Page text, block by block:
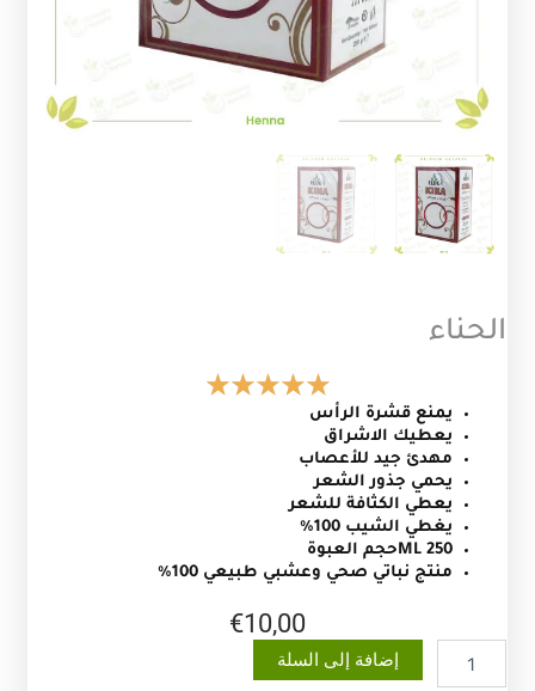
الحناء
يمنع قشرة الرأس
يعطيك الاشراق
مهدئ جيد للأعصاب
يحمي جذور الشعر
يعطي الكثافة للشعر
يغطي الشيب 100%
250 MLحجم العبوة
منتج نباتي صحي وعشبي طبيعي 100%
€10,00
كمية
الحناء إضافة إلى السلة